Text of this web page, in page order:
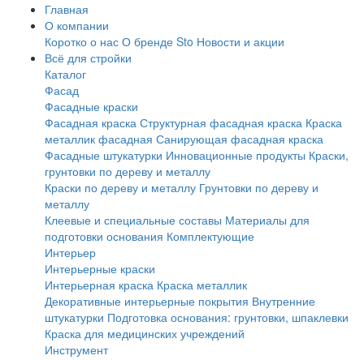
Главная
О компании
Коротко о нас О бренде Sto Новости и акции
Всё для стройки
Каталог
Фасад
Фасадные краски
Фасадная краска Структурная фасадная краска Краска
металлик фасадная Санирующая фасадная краска
Фасадные штукатурки Инновационные продукты Краски,
грунтовки по дереву и металлу
Краски по дереву и металлу Грунтовки по дереву и
металлу
Клеевые и специальные составы Материалы для
подготовки основания Комплектующие
Интерьер
Интерьерные краски
Интерьерная краска Краска металлик
Декоративные интерьерные покрытия Внутренние
штукатурки Подготовка основания: грунтовки, шпаклевки
Краска для медицинских учреждений
Инструмент